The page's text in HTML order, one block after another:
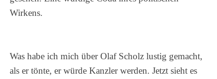
Wirkens.
Was habe ich mich über Olaf Scholz lustig gemacht,
als er tönte, er würde Kanzler werden. Jetzt sieht es